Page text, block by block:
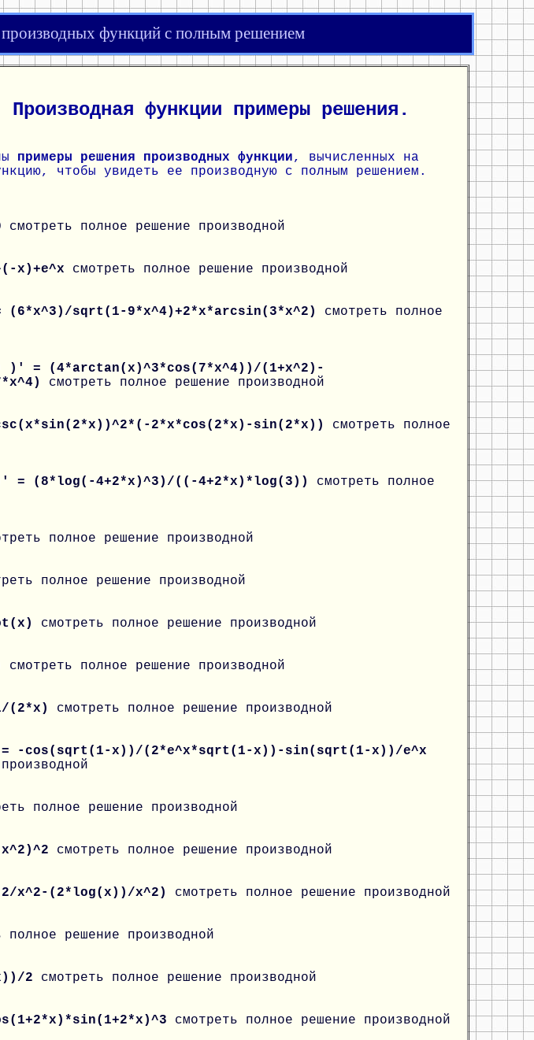
производных функций с полным решением
Производная функции примеры решения.
примеры решения производных функции, вычисленных на
чтобы увидеть ее производную с полным решением.
смотреть полное решение производной
x)+e^x смотреть полное решение производной
sqrt(1-9*x^4)+2*x*arcsin(3*x^2) смотреть полное
)' = (4*arctan(x)^3*cos(7*x^4))/(1+x^2)-
смотреть полное решение производной
2*x*cos(2*x)-sin(2*x)) смотреть полное
= (8*log(-4+2*x)^3)/((-4+2*x)*log(3)) смотреть полное
полное решение производной
полное решение производной
смотреть полное решение производной
смотреть полное решение производной
(2*x) смотреть полное решение производной
-cos(sqrt(1-x))/(2*e^x*sqrt(1-x))-sin(sqrt(1-x))/e^x
полное решение производной
смотреть полное решение производной
x^2-(2*log(x))/x^2) смотреть полное решение производной
полное решение производной
2 смотреть полное решение производной
смотреть полное решение производной